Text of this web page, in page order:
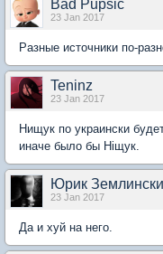
Bad Pupsic
23 Jan 2017
Разные источники по-
Teninz
23 Jan 2017
Нищук по украински
иначе было бы Нiщук.
Юрик
23 Jan 2017
Да и хуй на него.